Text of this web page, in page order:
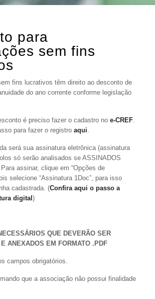
para
sem fins
fins lucrativos têm direito ao desconto de
do ano corrente conforme legislação
é preciso fazer o cadastro noe-CREF.
para fazer o registroaqui.
será sua assinatura eletrônica (assinatura
só serão analisados se ASSINADOS
assinar, clique em “Opções de
selecione “Assinatura 1Doc”, para isso
cadastrada. (Confira aqui o passo a
digital)
QUE DEVERÃO SER
ANEXADOS EM FORMATO .PDF
campos obrigatórios.
que a associação não possui finalidade